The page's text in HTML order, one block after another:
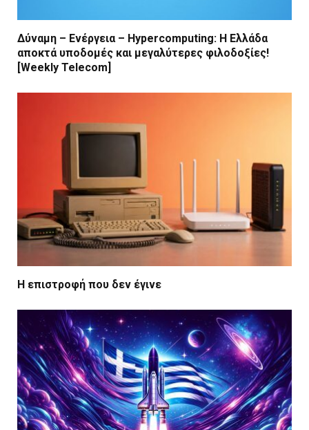
Δύναμη – Ενέργεια – Ηypercomputing: Η Ελλάδα
αποκτά υποδομές και μεγαλύτερες φιλοδοξίες!
[Weekly Telecom]
Η επιστροφή που δεν έγινε